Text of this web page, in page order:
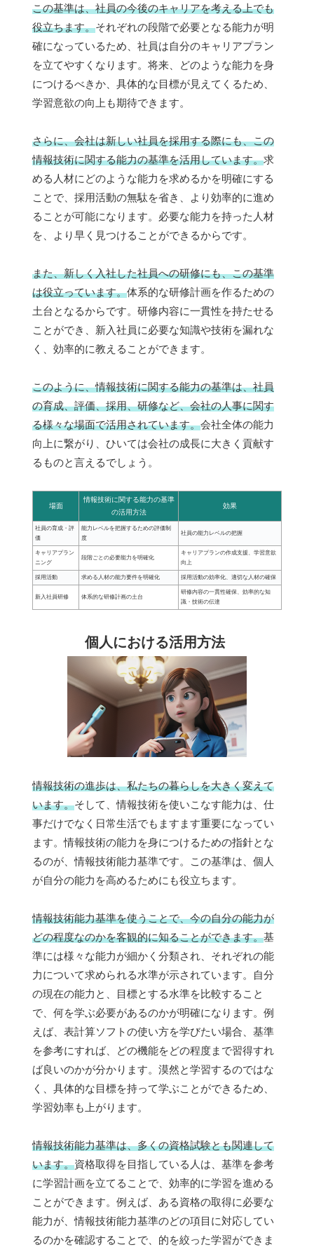
この基準は、社員の今後のキャリアを考える上でも
役立ちます。それぞれの段階で必要となる能力が明
確になっているため、社員は自分のキャリアプラン
を立てやすくなります。将来、どのような能力を身
につけるべきか、具体的な目標が見えてくるため、
学習意欲の向上も期待できます。
さらに、会社は新しい社員を採用する際にも、この
情報技術に関する能力の基準を活用しています。求
める人材にどのような能力を求めるかを明確にする
ことで、採用活動の無駄を省き、より効率的に進め
ることが可能になります。必要な能力を持った人材
を、より早く見つけることができるからです。
また、新しく入社した社員への研修にも、この基準
は役立っています。体系的な研修計画を作るための
土台となるからです。研修内容に一貫性を持たせる
ことができ、新入社員に必要な知識や技術を漏れな
く、効率的に教えることができます。
このように、情報技術に関する能力の基準は、社員
の育成、評価、採用、研修など、会社の人事に関す
る様々な場面で活用されています。会社全体の能力
向上に繋がり、ひいては会社の成長に大きく貢献す
るものと言えるでしょう。
場面
情報技術に関する能力の基準
の活用方法
効果
社員の育成・評
価
能力レベルを把握するための評価制
度
社員の能力レベルの把握
キャリアプラン
ニング
段階ごとの必要能力を明確化
キャリアプランの作成支援、学習意欲
向上
採用活動 求める人材の能力要件を明確化 採用活動の効率化、適切な人材の確保
新入社員研修 体系的な研修計画の土台
研修内容の一貫性確保、効率的な知
識・技術の伝達
個人における活用方法
情報技術の進歩は、私たちの暮らしを大きく変えて
います。そして、情報技術を使いこなす能力は、仕
事だけでなく日常生活でもますます重要になってい
ます。情報技術の能力を身につけるための指針とな
るのが、情報技術能力基準です。この基準は、個人
が自分の能力を高めるためにも役立ちます。
情報技術能力基準を使うことで、今の自分の能力が
どの程度なのかを客観的に知ることができます。基
準には様々な能力が細かく分類され、それぞれの能
力について求められる水準が示されています。自分
の現在の能力と、目標とする水準を比較すること
で、何を学ぶ必要があるのかが明確になります。例
えば、表計算ソフトの使い方を学びたい場合、基準
を参考にすれば、どの機能をどの程度まで習得すれ
ば良いのかが分かります。漠然と学習するのではな
く、具体的な目標を持って学ぶことができるため、
学習効率も上がります。
情報技術能力基準は、多くの資格試験とも関連して
います。資格取得を目指している人は、基準を参考
に学習計画を立てることで、効率的に学習を進める
ことができます。例えば、ある資格の取得に必要な
能力が、情報技術能力基準のどの項目に対応してい
るのかを確認することで、的を絞った学習ができま